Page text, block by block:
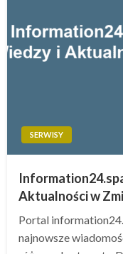
SERWISY
Aktualności w
Portal
najnowsze